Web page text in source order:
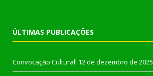
ÚLTIMAS PUBLICAÇÕES
Convocação Cultural! 12 de dezembro de 2025